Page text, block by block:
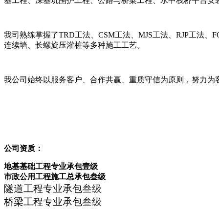
我司熟练掌握了TRD工法、CSM工法、MJS工法、RJP工法
连续墙、长螺旋压灌桩等多种施工工艺。
我公司始终以服务客户、合作共赢、重质守信为原则，努力
公司资质：
地基基础工程专业承包壹级
市政公用工程施工总承包叁级
隧道工程专业承包叁级
桥梁工程专业承包叁级